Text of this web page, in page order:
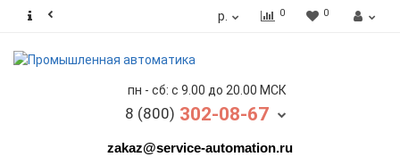
р. 0 0
пн - сб: с 9.00 до 20.00 МСК
8 (800) 302-08-67
zakaz@service-automation.ru